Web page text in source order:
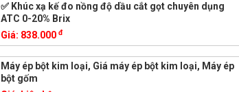
✅ Khúc xạ kế đo nồng độ dầu cắt gọt chuyên dụng
ATC 0-20% Brix
Giá: 838.000 đ
Máy ép bột kim loại, Giá máy ép bột kim loại, Máy ép
bột gốm